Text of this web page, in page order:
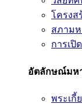
โครงส
สภามห
การเปิ
อัตลักษณ์มห
พระเกี้